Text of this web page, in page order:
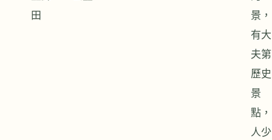
田
景，
有大
夫第
歷史
景
點，
人少